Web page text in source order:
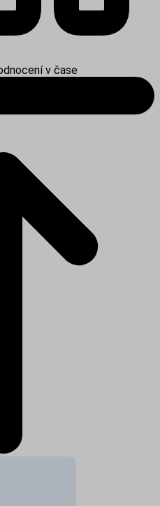
v čase